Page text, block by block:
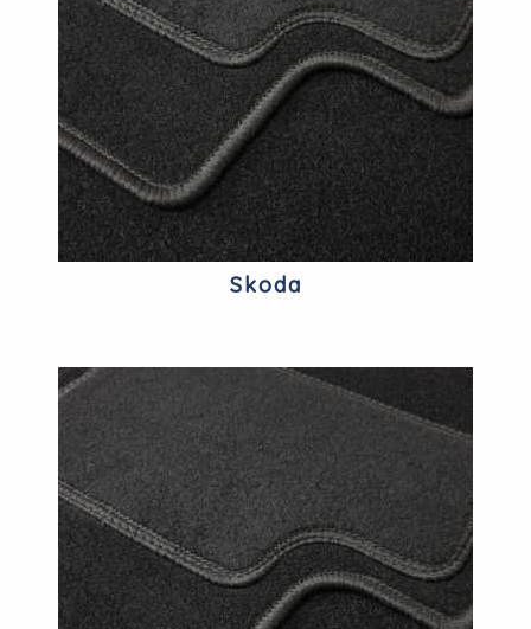
Skoda